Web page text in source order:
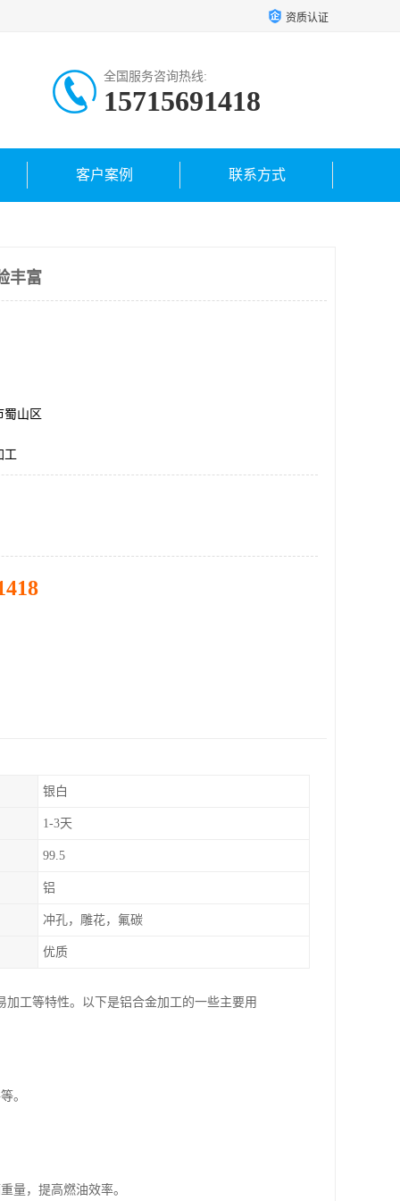
资质认证
全国服务咨询热线:
15715691418
客户案例 联系方式
丰富
蜀山区
工
银白
1-3天
99.5
铝
冲孔，雕花，氟碳
优质
工等特性。以下是铝合金加工的一些主要用
。
量，提高燃油效率。